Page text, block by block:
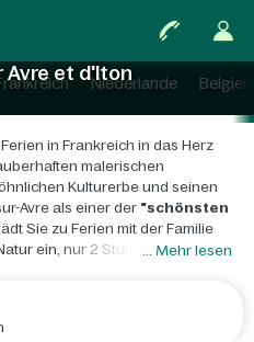
Niederlande Belgien
Avre et d'Iton
in Frankreich in das Herz
malerischen
Kulturerbe und seinen
Avre als einer der "schönsten
Sie zu Ferien mit der Familie
ein, nur 2 Stunden von Paris
Verneuil sur Avre und d'Iton ist
von Paris. Mitten im Wald
... Mehr lesen